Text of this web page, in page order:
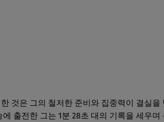
것은 그의 철저한 준비와 집중력이 결실
출전한 그는 1분 28초 대의 기록을 세우